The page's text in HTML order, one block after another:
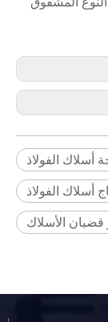
أسلاك الفولاذ
أسلاك الفولاذ
الأسلاك